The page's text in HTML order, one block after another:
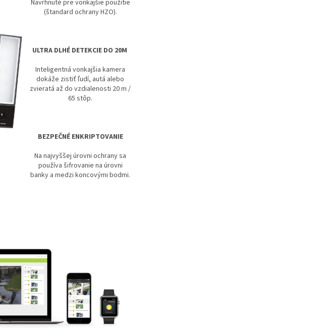
Navrhnuté pre vonkajšie použitie
(štandard ochrany HZO).
ULTRA DLHÉ DETEKCIE DO 20M
Inteligentná vonkajšia kamera
dokáže zistiť ľudí, autá alebo
zvieratá až do vzdialenosti 20 m /
65 stôp.
BEZPEČNÉ ENKRIPTOVANIE
Na najvyššej úrovni ochrany sa
používa šifrovanie na úrovni
banky a medzi koncovými bodmi.